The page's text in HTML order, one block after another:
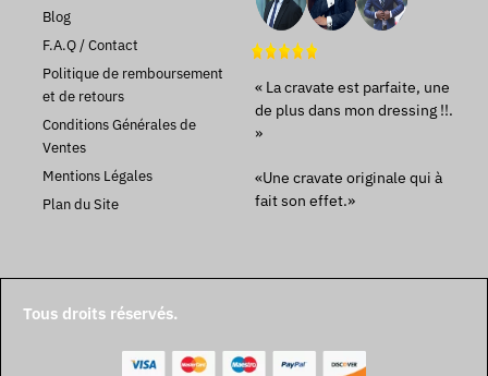
Blog
F.A.Q / Contact
Politique de remboursement
et de retours
Conditions Générales de
Ventes
Mentions Légales
Plan du Site
« La cravate est parfaite, une
de plus dans mon dressing !!.
»
«Une cravate originale qui à
fait son effet.»
Tous droits réservés.